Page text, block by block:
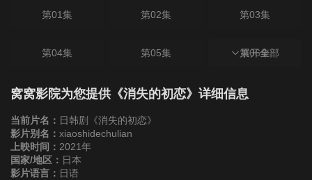
第01集 第02集 第03集
第04集 第05集 第06集
第07集 第08集 第09集
第10集
展开全部
窝窝影院为您提供《消失的初恋》详细信息
当前片名： 日韩剧《消失的初恋》
影片别名： xiaoshidechulian
上映时间： 2021年
国家/地区： 日本
影片语言： 日语